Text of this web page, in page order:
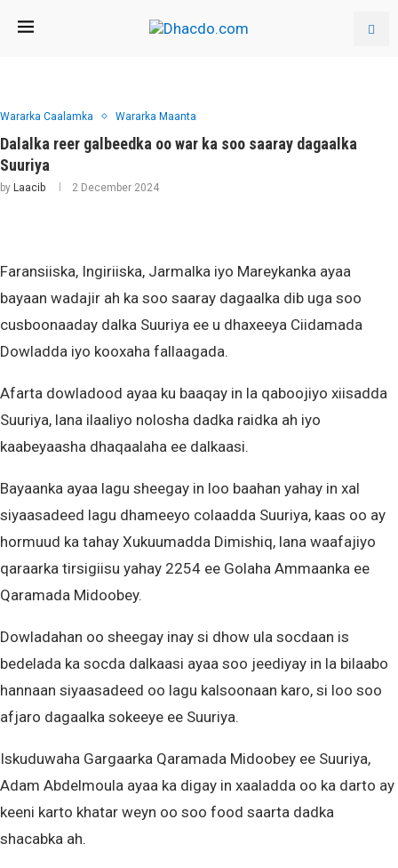
Wararka Caalamka Wararka Maanta
Dalalka reer galbeedka oo war ka soo saaray dagaalka
Suuriya
by Laacib 2 December 2024
Faransiiska, Ingiriiska, Jarmalka iyo Mareykanka ayaa
bayaan wadajir ah ka soo saaray dagaalka dib uga soo
cusboonaaday dalka Suuriya ee u dhaxeeya Ciidamada
Dowladda iyo kooxaha fallaagada.
Afarta dowladood ayaa ku baaqay in la qaboojiyo xiisadda
Suuriya, lana ilaaliyo nolosha dadka raidka ah iyo
kaabeyaasha dhaqaalaha ee dalkaasi.
Bayaanka ayaa lagu sheegay in loo baahan yahay in xal
siyaasadeed lagu dhameeyo colaadda Suuriya, kaas oo ay
hormuud ka tahay Xukuumadda Dimishiq, lana waafajiyo
qaraarka tirsigiisu yahay 2254 ee Golaha Ammaanka ee
Qaramada Midoobey.
Dowladahan oo sheegay inay si dhow ula socdaan is
bedelada ka socda dalkaasi ayaa soo jeediyay in la bilaabo
hannaan siyaasadeed oo lagu kalsoonaan karo, si loo soo
afjaro dagaalka sokeeye ee Suuriya.
Iskuduwaha Gargaarka Qaramada Midoobey ee Suuriya,
Adam Abdelmoula ayaa ka digay in xaaladda oo ka darto ay
keeni karto khatar weyn oo soo food saarta dadka
shacabka ah.